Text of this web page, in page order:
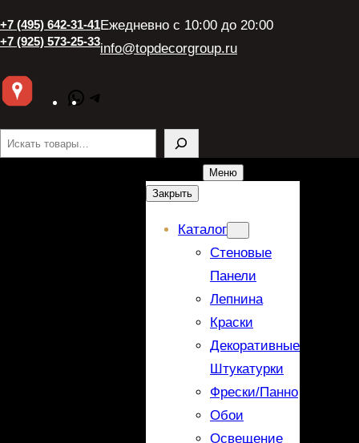
+7 (495) 642-31-41
+7 (925) 573-25-33
Ежедневно с 10:00 до 20:00
info@topdecorgroup.ru
WhatsApp
Поиск
Меню
Закрыть
Каталог
Стеновые
Панели
Лепнина
Краски
Декоративные
Штукатурки
Фрески/панно
Обои
Освещение